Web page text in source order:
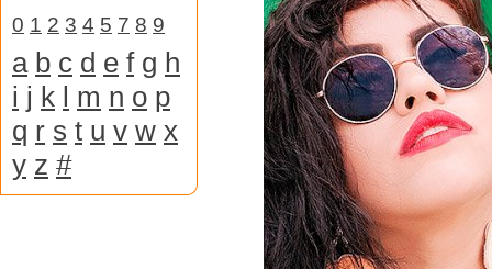
0 1 2 3 4 5 7 8 9
a b c d e f g h
i j k l m n o p
q r s t u v w x
y z #